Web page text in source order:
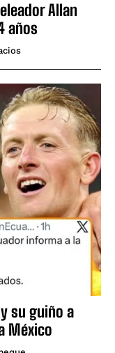
Allan
años
su guiño a
México